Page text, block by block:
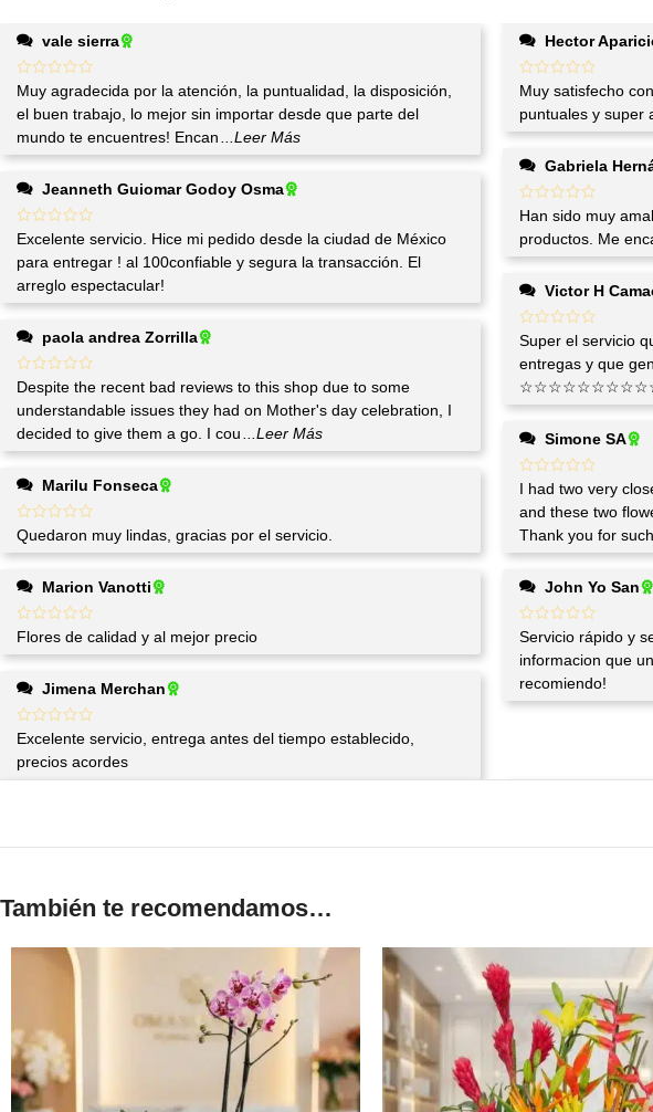
vale sierra
Muy agradecida por la atención, la puntualidad, la disposición,
el buen trabajo, lo mejor sin importar desde que parte del
mundo te encuentres! Encan
...Leer Más
Jeanneth Guiomar Godoy Osma
Excelente servicio. Hice mi pedido desde la ciudad de México
para entregar ! al 100confiable y segura la transacción. El
arreglo espectacular!
paola andrea Zorrilla
Despite the recent bad reviews to this shop due to some
understandable issues they had on Mother's day celebration, I
decided to give them a go. I cou
...Leer Más
Marilu Fonseca
Quedaron muy lindas, gracias por el servicio.
Marion Vanotti
Flores de calidad y al mejor precio
Jimena Merchan
Excelente servicio, entrega antes del tiempo establecido,
precios acordes
Hector
Muy satisfecho
puntuales y super
Gabriela
Han sido muy
Victor H
Super el servicio
entregas y que gente tan amablee!! 10 estrellas.
Simone SA
I had two very
and these two
Thank you for
John Yo San
Servicio rápido y
informacion que uno requiera.
recomiendo!
También te recomendamos…